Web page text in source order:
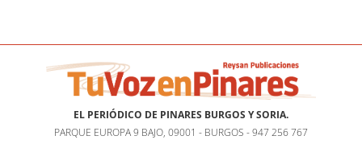
EL PERIÓDICO DE PINARES BURGOS Y SORIA.
PARQUE EUROPA 9 BAJO, 09001 - BURGOS - 947 256 767